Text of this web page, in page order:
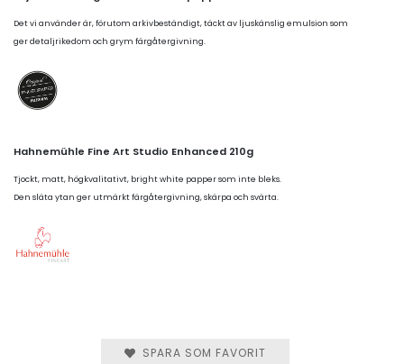
Det vi använder är, förutom arkivbeständigt, täckt av ljuskänslig emulsion som
ger detaljrikedom och grym färgåtergivning.
Hahnemühle Fine Art Studio Enhanced 210g
Tjockt, matt, högkvalitativt, bright white papper som inte bleks.
Den släta ytan ger utmärkt färgåtergivning, skärpa och svärta.
SPARA SOM FAVORIT